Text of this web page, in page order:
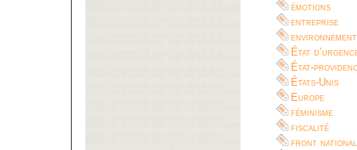
émotions
entreprise
environnement
État
État-
États-Unis
Europe
féminisme
fiscalité
front national